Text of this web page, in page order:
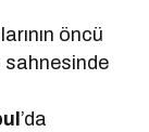
öncü
sahnesinde
’da